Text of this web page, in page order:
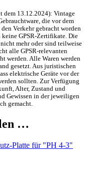
dem 13.12.2024): Vintage
die vor dem
Verkehr gebracht worden
GPSR-Zertifikate. Die
mehr oder sind teilweise
alle GPSR-relevanten
werden. Alle Waren werden
gesetzt. Aus juristischen
elektrische Geräte vor der
sollten. Zur Verfügung
Alter, Zustand und
Gewissen in der jeweiligen
gemacht.
…